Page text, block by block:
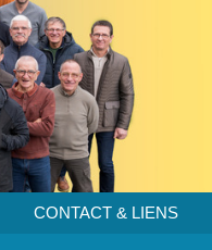
CONTACT & LIENS